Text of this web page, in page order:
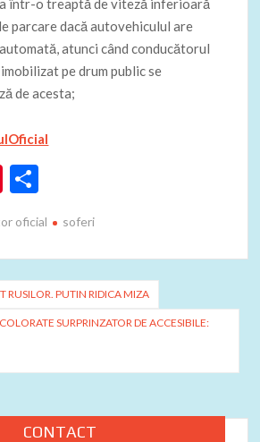
într-o treaptă de viteză inferioară
parcare dacă autovehiculul are
atunci când conducătorul
pe drum public se
de acesta;
Pi
er
es
t
ta
je
az
ă
oficial soferi
RUSILOR. PUTIN RIDICA MIZA
SURPRINZATOR DE ACCESIBILE:
CONTACT